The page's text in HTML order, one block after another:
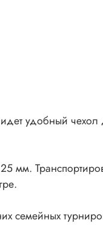
удобный чехол
мм.
семейных